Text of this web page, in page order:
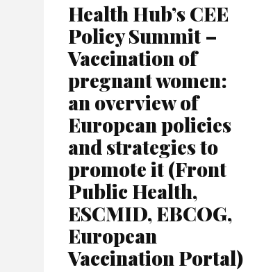
Health Hub’s CEE
Policy Summit –
Vaccination of
pregnant women:
an overview of
European policies
and strategies to
promote it (Front
Public Health,
ESCMID, EBCOG,
European
Vaccination Portal)